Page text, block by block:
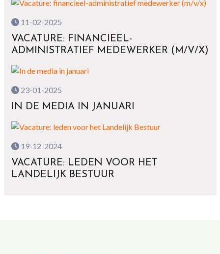
11-02-2025
VACATURE: FINANCIEEL-
ADMINISTRATIEF MEDEWERKER (M/V/X)
23-01-2025
IN DE MEDIA IN JANUARI
19-12-2024
VACATURE: LEDEN VOOR HET
LANDELIJK BESTUUR